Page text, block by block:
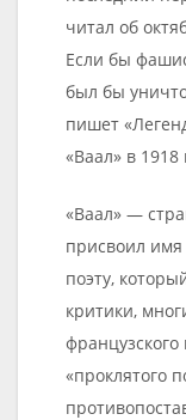
читал об
Если бы
был бы
пишет
«Ваал» в 1918
«Ваал» —
присвоил имя
поэту,
критики,
«проклятого